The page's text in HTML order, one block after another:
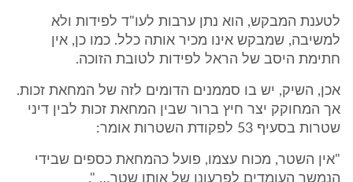
לטענת המבקש, הוא נתן ערבות לעו"ד לפידות ולא
למשיבה, שמבקש אינו מכיר אותה כלל. כמו כן, אין
חתימת היסב של הראל לפידות לטובת הזוכה.
אכן, השיק, יש בו סממנים הדומים לזה של המחאת זכות.
אך המחוקק יצר חיץ ברור שבין המחאת זכות לבין דיני
שטרות בסעיף 53 לפקודת השטרות אומר:
"אין השטר, מכוח עצמו, פועל כהמחאת כספים שבידי
הנמשך העומדים לפרעונו של אותו שטר… ".